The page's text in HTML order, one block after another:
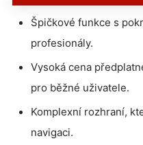
Špičkové funkce s
profesionály.
Vysoká cena
pro běžné uživatele.
Komplexní rozhraní,
navigaci.